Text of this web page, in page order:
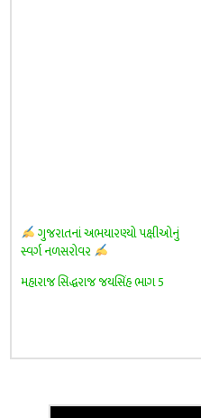
ગુજરાતનાં અભયારણ્યો પક્ષીઓનું
સ્વર્ગ નળસરોવર
મહારાજ સિદ્ધરાજ જયસિંહ ભાગ 5